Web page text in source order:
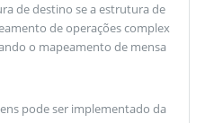
de destino se a estrutura de
de operações complex
o mapeamento de mensa
pode ser implementado da